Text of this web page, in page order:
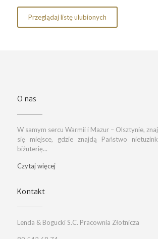
Przeglądaj listę ulubionych
O nas
W samym sercu Warmii i Mazur – Olsztynie,
się miejsce, gdzie znajdą Państwo
biżuterię...
Czytaj więcej
Kontakt
Lenda & Bogucki S.C. Pracownia Złotnicza